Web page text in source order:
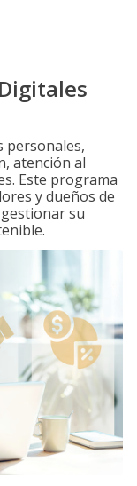
personales,
atención al
Este programa
y dueños de
su